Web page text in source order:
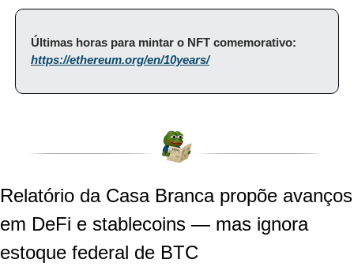
https://ethereum.org/en/10years/
Relatório da Casa Branca propõe avanços
em DeFi e stablecoins — mas ignora
estoque federal de BTC